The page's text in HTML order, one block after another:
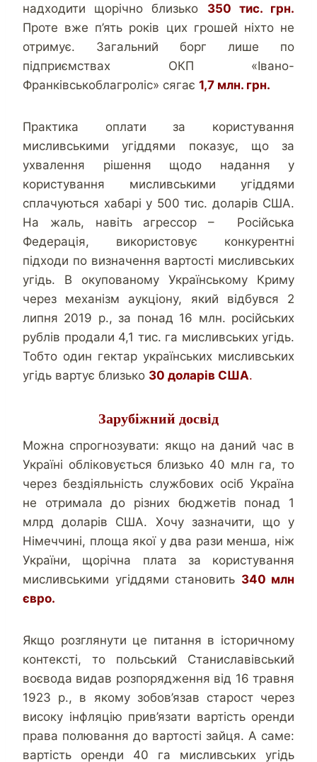
надходити щорічно близько 350 тис. грн.
Проте вже п’ять років цих грошей ніхто не
отримує. Загальний борг лише по
підприємствах ОКП «Івано-
Франківськоблагроліс» сягає 1,7 млн. грн.
Практика оплати за користування
мисливськими угіддями показує, що за
ухвалення рішення щодо надання у
користування мисливськими угіддями
сплачуються хабарі у 500 тис. доларів США.
На жаль, навіть агрессор – Російська
Федерація, використовує конкурентні
підходи по визначення вартості мисливських
угідь. В окупованому Українському Криму
через механізм аукціону, який відбувся 2
липня 2019 р., за понад 16 млн. російських
рублів продали 4,1 тис. га мисливських угідь.
Тобто один гектар українських мисливських
угідь вартує близько 30 доларів США.
Зарубіжний досвід
Можна спрогнозувати: якщо на даний час в
Україні обліковується близько 40 млн га, то
через бездіяльність службових осіб Україна
не отримала до різних бюджетів понад 1
млрд доларів США. Хочу зазначити, що у
Німеччині, площа якої у два рази менша, ніж
України, щорічна плата за користування
мисливськими угіддями становить 340 млн
євро.
Якщо розглянути це питання в історичному
контексті, то польський Станиславівський
воєвода видав розпорядження від 16 травня
1923 р., в якому зобов’язав старост через
високу інфляцію прив’язати вартість оренди
права полювання до вартості зайця. А саме:
вартість оренди 40 га мисливських угідь